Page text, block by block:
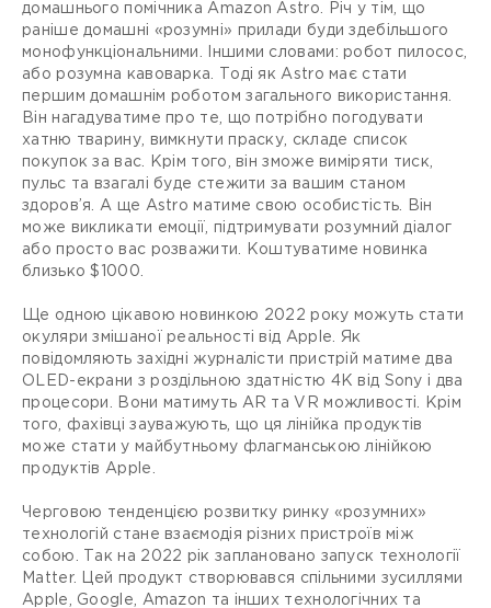
домашнього помічника Аmazon Astro. Річ у тім, що
раніше домашні «розумні» прилади буди здебільшого
монофункціональними. Іншими словами: робот пилосос,
або розумна кавоварка. Тоді як Astro має стати
першим домашнім роботом загального використання.
Він нагадуватиме про те, що потрібно погодувати
хатню тварину, вимкнути праску, складе список
покупок за вас. Крім того, він зможе виміряти тиск,
пульс та взагалі буде стежити за вашим станом
здоров’я. А ще Astro матиме свою особистість. Він
може викликати емоції, підтримувати розумний діалог
або просто вас розважити. Коштуватиме новинка
близько $1000.
Ще одною цікавою новинкою 2022 року можуть стати
окуляри змішаної реальності від Apple. Як
повідомляють західні журналісти пристрій матиме два
OLED-екрани з роздільною здатністю 4K від Sony і два
процесори. Вони матимуть AR та VR можливості. Крім
того, фахівці зауважують, що ця лінійка продуктів
може стати у майбутньому флагманською лінійкою
продуктів Apple.
Черговою тенденцією розвитку ринку «розумних»
технологій стане взаємодія різних пристроїв між
собою. Так на 2022 рік заплановано запуск технології
Matter. Цей продукт створювався спільними зусиллями
Apple, Google, Amazon та інших технологічних та